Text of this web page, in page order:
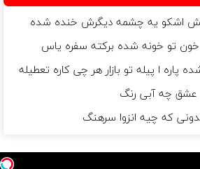
اشکو یه چشمه دیگرش خنده شده
خون تو خونه شده برکته سفره یاس
پاره ا پیله تو بازار هر چی کاره تعطیله
عشق چه آبی رنگ
که چیه انزوا سرهنگ